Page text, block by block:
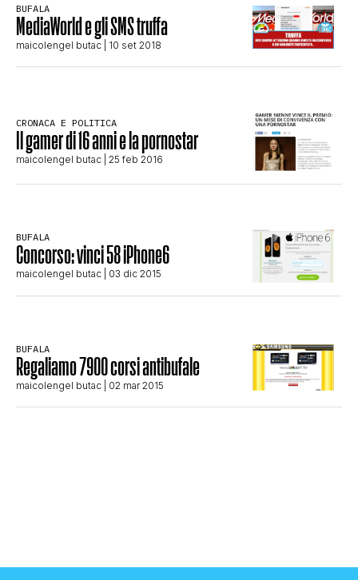
COMPLOTTI, LEGGENDE URBANE ED
EVERGREEN
EDITORIALI
CLIMA ED ENERGIA
CONTATTI
CHI SIAMO
BUFALA
MediaWorld e gli SMS truffa
maicolengel butac | 10 set 2018
CRONACA E POLITICA
Il gamer di 16 anni e la pornostar
maicolengel butac | 25 feb 2016
BUFALA
Concorso: vinci 58 iPhone6
maicolengel butac | 03 dic 2015
BUFALA
Regaliamo 7900 corsi antibufale
maicolengel butac | 02 mar 2015